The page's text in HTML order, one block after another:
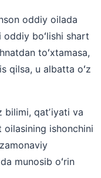
oddiy oilada
oddiy boʻlishi shart
toʻxtamasa,
qilsa, u albatta oʻz
bilimi, qatʼiyati va
oilasining ishonchini
munosib oʻrin